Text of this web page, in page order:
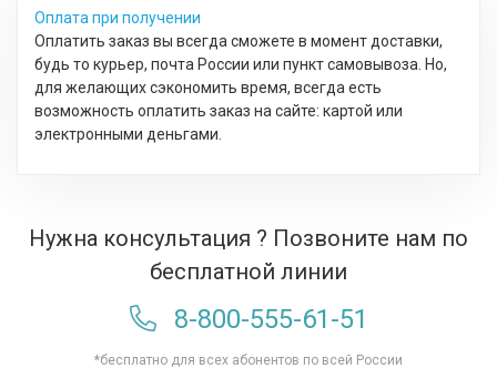
Оплата при получении
Оплатить заказ вы всегда сможете в момент доставки,
будь то курьер, почта России или пункт самовывоза. Но,
для желающих сэкономить время, всегда есть
возможность оплатить заказ на сайте: картой или
электронными деньгами.
Нужна консультация ? Позвоните нам по
бесплатной линии
8-800-555-61-51
*бесплатно для всех абонентов по всей России